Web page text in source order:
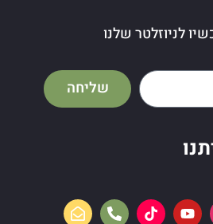
לניוזלטר שלנו
שליחה